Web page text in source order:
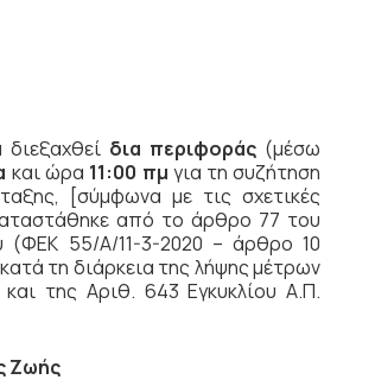
δια περιφοράς (μέσω
και ώρα 11:00 πμ για τη συζήτηση
[σύμφωνα με τις σχετικές
από το άρθρο 77 του
(ΦΕΚ 55/Α/11-3-2020 – άρθρο 10
τη διάρκεια της λήψης μέτρων
της Αριθ. 643 Εγκυκλίου Α.Π.
Ζωής